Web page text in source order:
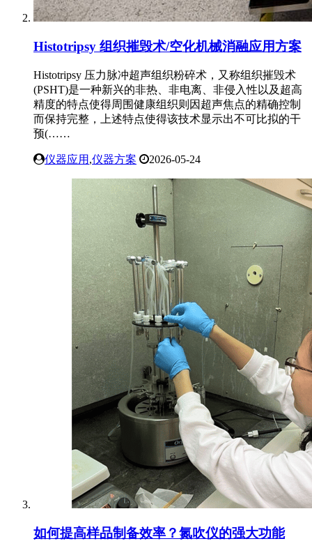
Histotripsy 组织摧毁术/空化机械消融应用方案
Histotripsy 压力脉冲超声组织粉碎术，又称组织摧毁术
(PSHT)是一种新兴的非热、非电离、非侵入性以及超高
精度的特点使得周围健康组织则因超声焦点的精确控制
而保持完整，上述特点使得该技术显示出不可比拟的干
预(……
仪器应用 ,仪器方案 2026-05-24
如何提高样品制备效率？氮吹仪的强大功能